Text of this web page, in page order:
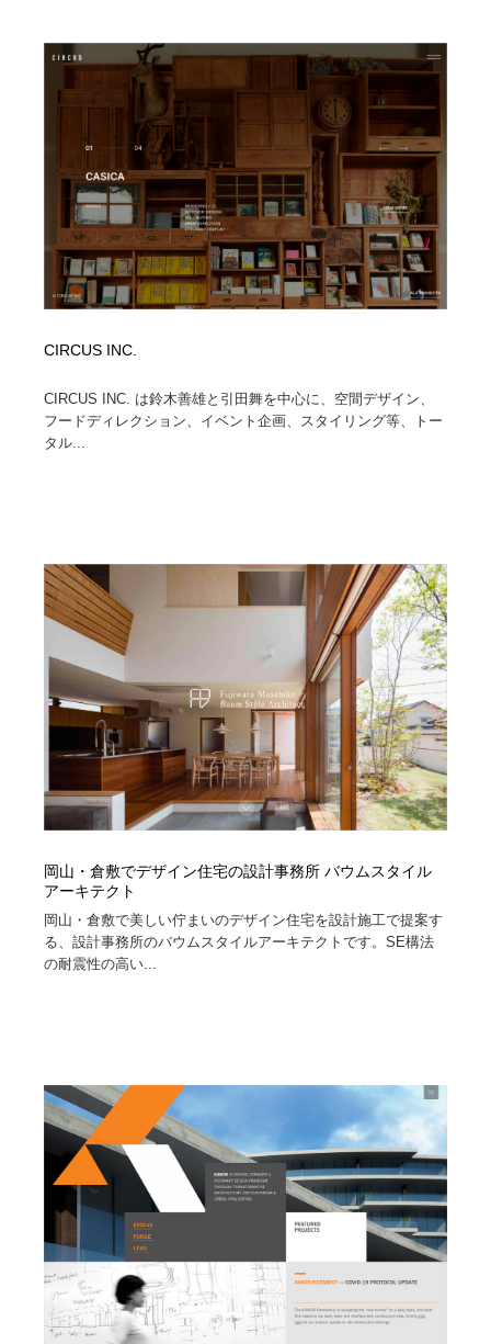
CIRCUS INC.
CIRCUS INC. は鈴木善雄と引田舞を中心に、空間デザイン、
フードディレクション、イベント企画、スタイリング等、トー
タル...
岡山・倉敷でデザイン住宅の設計事務所 バウムスタイル
アーキテクト
岡山・倉敷で美しい佇まいのデザイン住宅を設計施工で提案す
る、設計事務所のバウムスタイルアーキテクトです。SE構法
の耐震性の高い...